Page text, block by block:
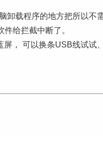
卸载程序的地方把所以
件给拦截中断了。
， 可以换条USB线试